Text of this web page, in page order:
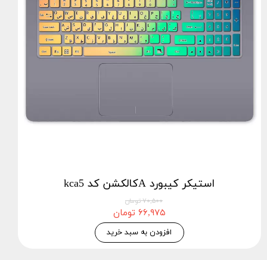
استيكر كيبورد Aکالکشن کد kca5
۷۰,۵۰۰ تومان
۶۶,۹۷۵ تومان
افزودن به سبد خرید